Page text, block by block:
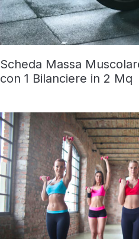
Scheda Massa
con 1 Bilanciere in 2 Mq